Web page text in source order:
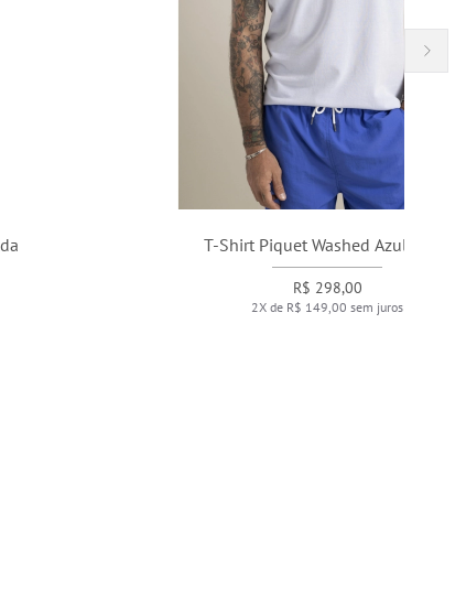
T-Shirt Piquet Washed Azul Claro